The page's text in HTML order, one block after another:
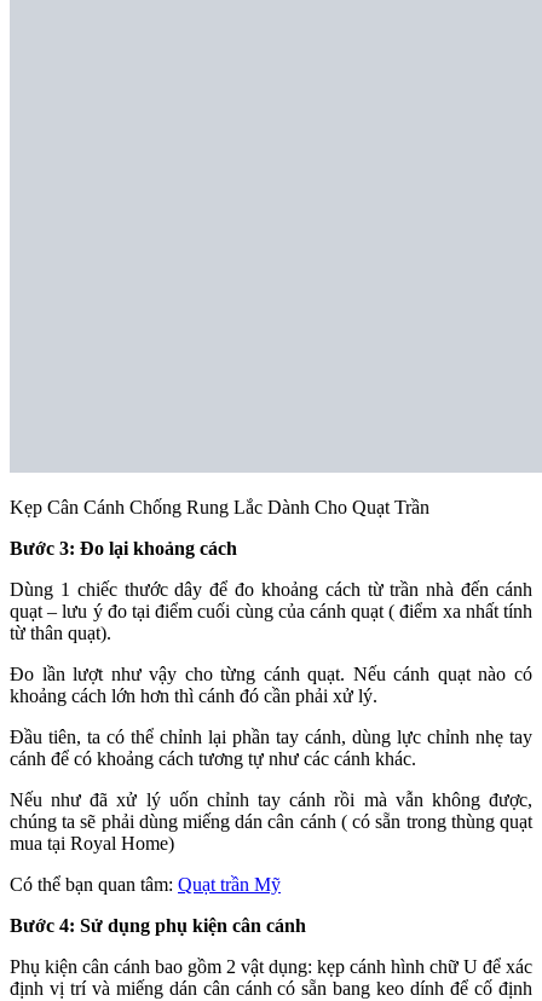
Kẹp Cân Cánh Chống Rung Lắc Dành Cho Quạt Trần
Bước 3: Đo lại khoảng cách
Dùng 1 chiếc thước dây để đo khoảng cách từ trần nhà đến cánh
quạt – lưu ý đo tại điểm cuối cùng của cánh quạt ( điểm xa nhất tính
từ thân quạt).
Đo lần lượt như vậy cho từng cánh quạt. Nếu cánh quạt nào có
khoảng cách lớn hơn thì cánh đó cần phải xử lý.
Đầu tiên, ta có thể chỉnh lại phần tay cánh, dùng lực chỉnh nhẹ tay
cánh để có khoảng cách tương tự như các cánh khác.
Nếu như đã xử lý uốn chỉnh tay cánh rồi mà vẫn không được,
chúng ta sẽ phải dùng miếng dán cân cánh ( có sẵn trong thùng quạt
mua tại Royal Home)
Có thể bạn quan tâm: Quạt trần Mỹ
Bước 4: Sử dụng phụ kiện cân cánh
Phụ kiện cân cánh bao gồm 2 vật dụng: kẹp cánh hình chữ U để xác
định vị trí và miếng dán cân cánh có sẵn bang keo dính để cố định